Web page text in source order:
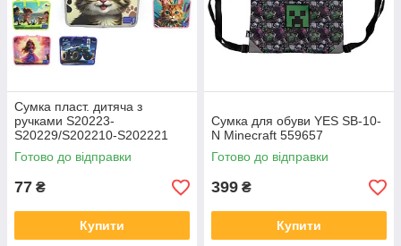
Сумка пласт. дитяча з
ручками S20223-
S20229/S202210-S202221
mix
Готово до відправки
77 ₴
Купити
Cумка для обуви YES SB-10-
N Minecraft 559657
Готово до відправки
399 ₴
Купити